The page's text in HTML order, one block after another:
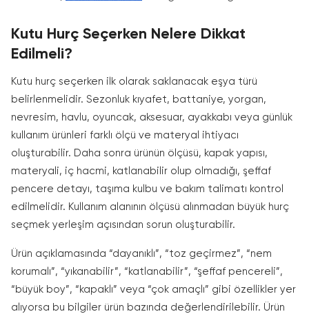
Kutu Hurç Seçerken Nelere Dikkat
Edilmeli?
Kutu hurç seçerken ilk olarak saklanacak eşya türü
belirlenmelidir. Sezonluk kıyafet, battaniye, yorgan,
nevresim, havlu, oyuncak, aksesuar, ayakkabı veya günlük
kullanım ürünleri farklı ölçü ve materyal ihtiyacı
oluşturabilir. Daha sonra ürünün ölçüsü, kapak yapısı,
materyali, iç hacmi, katlanabilir olup olmadığı, şeffaf
pencere detayı, taşıma kulbu ve bakım talimatı kontrol
edilmelidir. Kullanım alanının ölçüsü alınmadan büyük hurç
seçmek yerleşim açısından sorun oluşturabilir.
Ürün açıklamasında “dayanıklı”, “toz geçirmez”, “nem
korumalı”, “yıkanabilir”, “katlanabilir”, “şeffaf pencereli”,
“büyük boy”, “kapaklı” veya “çok amaçlı” gibi özellikler yer
alıyorsa bu bilgiler ürün bazında değerlendirilebilir. Ürün